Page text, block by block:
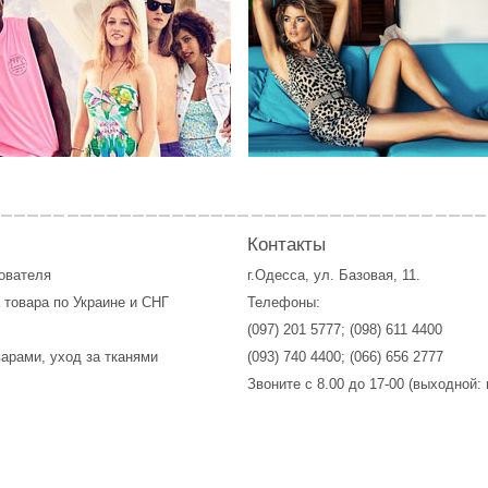
товара по Украине и СНГ
уход за тканями
Контакты
г.Одесса, ул. Базовая, 11.
Телефоны:
(097) 201 5777; (098) 611 4400
(093) 740 4400; (066) 656 2777
Звоните с 8.00 до 17-00 (выходной: